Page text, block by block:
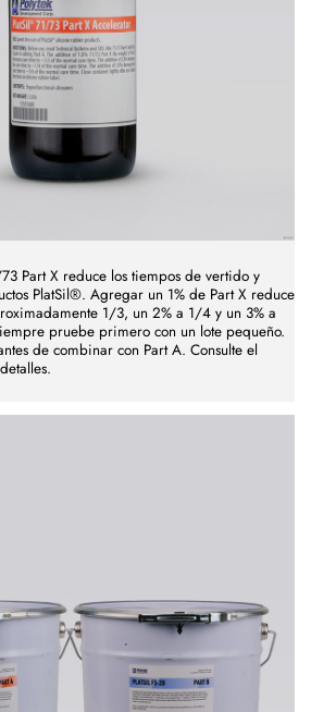
Part X reduce los tiempos de vertido y
PlatSil®. Agregar un 1% de Part X reduce
1/3, un 2% a 1/4 y un 3% a
pruebe primero con un lote pequeño.
de combinar con Part A. Consulte el